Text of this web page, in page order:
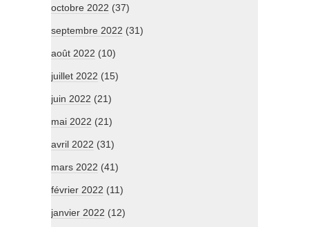
octobre 2022 (37)
septembre 2022 (31)
août 2022 (10)
juillet 2022 (15)
juin 2022 (21)
mai 2022 (21)
avril 2022 (31)
mars 2022 (41)
février 2022 (11)
janvier 2022 (12)